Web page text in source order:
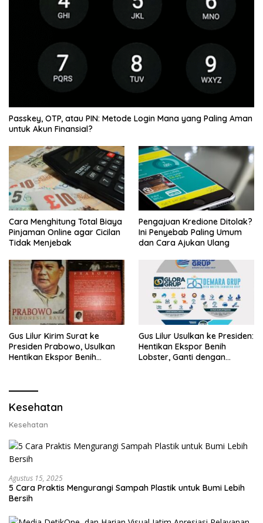
Passkey, OTP, atau PIN: Metode Login Mana yang Paling Aman
untuk Akun Finansial?
Cara Menghitung Total Biaya
Pinjaman Online agar Cicilan
Tidak Menjebak
Pengajuan Kredione Ditolak?
Ini Penyebab Paling Umum
dan Cara Ajukan Ulang
Gus Lilur Kirim Surat ke
Presiden Prabowo, Usulkan
Hentikan Ekspor Benih
Gus Lilur Usulkan ke Presiden:
Hentikan Ekspor Benih
Lobster, Ganti dengan
Kesehatan
Kesehatan
Agustus 15, 2025
5 Cara Praktis Mengurangi Sampah Plastik untuk Bumi Lebih
Bersih